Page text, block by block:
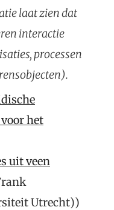
laat zien dat
interactie
processen
het
uit veen
Utrecht))